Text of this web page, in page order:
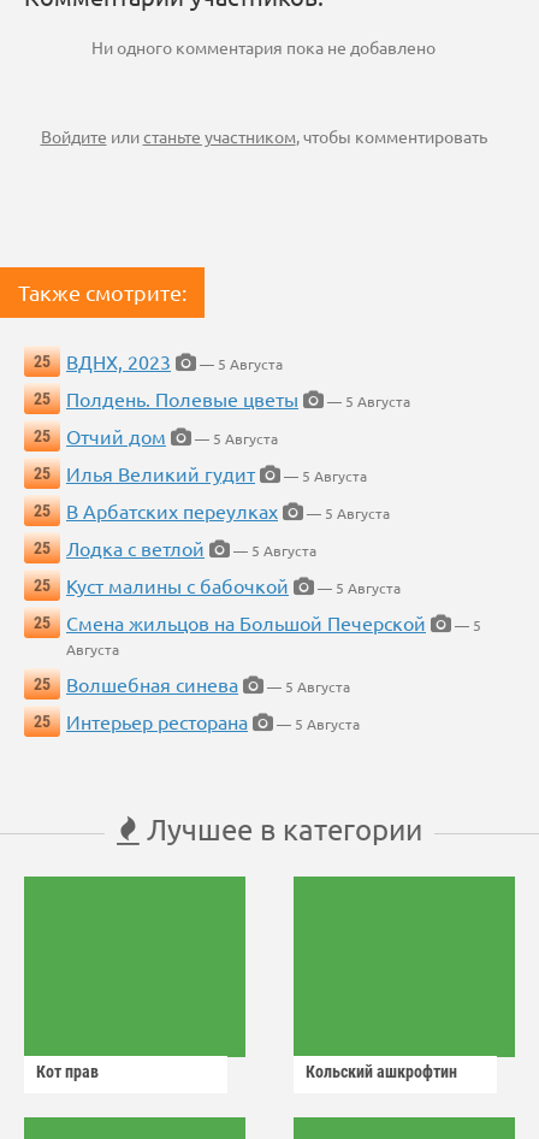
Ни одного комментария пока не добавлено
Войдите илистаньте участником, чтобы комментировать
Также смотрите:
25 ВДНХ, 2023
— 5 Августа
25
Полдень. Полевые цветы
— 5 Августа
25
Отчий дом
— 5 Августа
25
Илья Великий гудит
— 5 Августа
25
В Арбатских переулках
— 5 Августа
25
Лодка с ветлой
— 5 Августа
25
Куст малины с бабочкой
— 5 Августа
25
Смена жильцов на Большой Печерской
— 5
Августа
25
Волшебная синева
— 5 Августа
25
Интерьер ресторана — 5 Августа
Лучшее в категории
Кот прав Кольский ашкрофтин